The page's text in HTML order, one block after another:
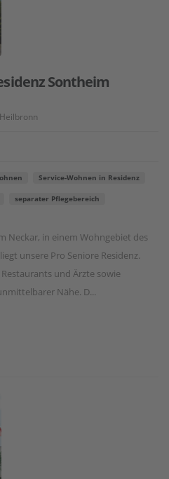
Sontheim
Service-Wohnen in Residenz
separater Pflegebereich
Neckar, in einem Wohngebiet des
unsere Pro Seniore Residenz.
und Ärzte sowie
Nähe. D...